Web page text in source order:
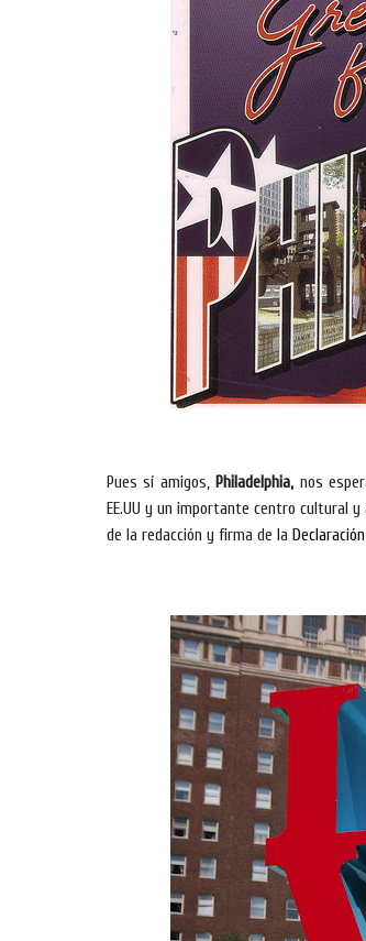
Pues sí amigos, Philadelphia, nos
EE.UU y un importante centro cultural
de la redacción y firma de la